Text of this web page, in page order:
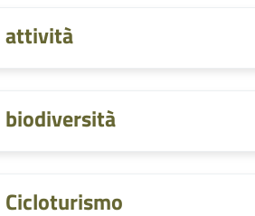
attività
biodiversità
Cicloturismo